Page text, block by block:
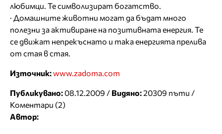
любимци. Те символизират богатство.
· Домашните животни могат да бъдат много
полезни за активиране на позитивната енергия. Те
се движат непрекъснато и така енергията прелива
от стая в стая.
Източник:www.zadoma.com
Публикувано: 08.12.2009 / Видяно:20309 пъти /
Коментари (2)
Автор: